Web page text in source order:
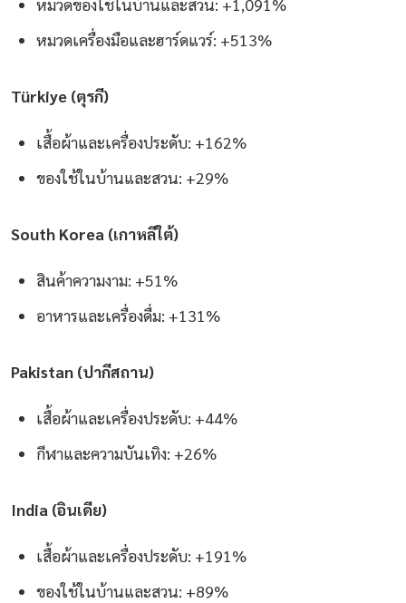
หมวดของใช้ในบ้านและสวน: +1,091%
หมวดเครื่องมือและฮาร์ดแวร์: +513%
Türkiye (ตุรกี)
เสื้อผ้าและเครื่องประดับ: +162%
ของใช้ในบ้านและสวน: +29%
South Korea (เกาหลีใต้)
สินค้าความงาม: +51%
อาหารและเครื่องดื่ม: +131%
Pakistan (ปากีสถาน)
เสื้อผ้าและเครื่องประดับ: +44%
กีฬาและความบันเทิง: +26%
India (อินเดีย)
เสื้อผ้าและเครื่องประดับ: +191%
ของใช้ในบ้านและสวน: +89%